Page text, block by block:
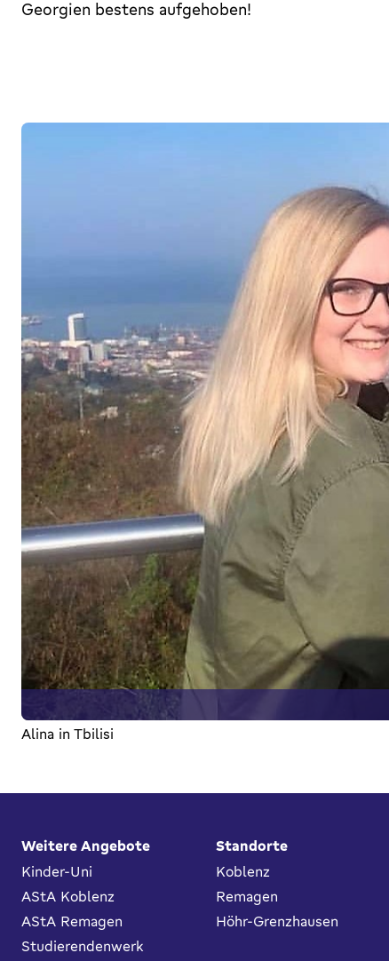
Georgien bestens aufgehoben!
Alina in Tbilisi
Fußbereich
Weitere Angebote
Kinder-Uni
AStA Koblenz
AStA Remagen
Studierendenwerk
Standorte
Koblenz
Remagen
Höhr-Grenzhausen